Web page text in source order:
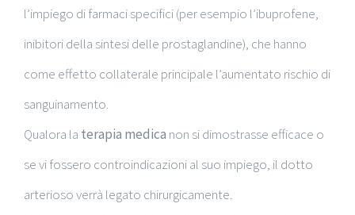
l’impiego di farmaci specifici (per esempio l’ibuprofene,
inibitori della sintesi delle prostaglandine), che hanno
come effetto collaterale principale l’aumentato rischio di
sanguinamento.
Qualora la terapia medica non si dimostrasse efficace o
se vi fossero controindicazioni al suo impiego, il dotto
arterioso verrà legato chirurgicamente.